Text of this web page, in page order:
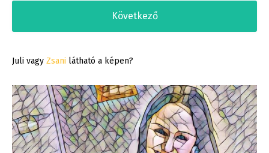
Következő
Juli vagy Zsani látható a képen?